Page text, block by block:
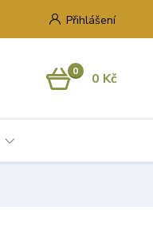
Přihlášení
0 0 Kč